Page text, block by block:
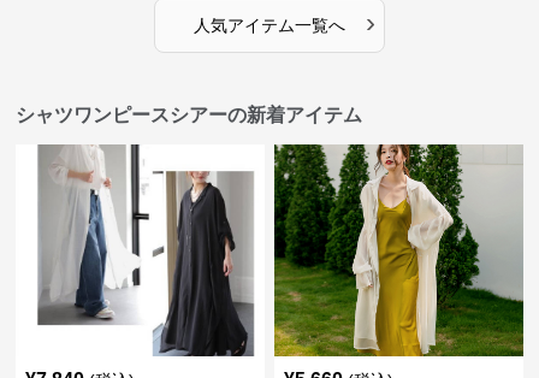
人気アイテム一覧へ ›
シャツワンピースシアーの新着アイテム